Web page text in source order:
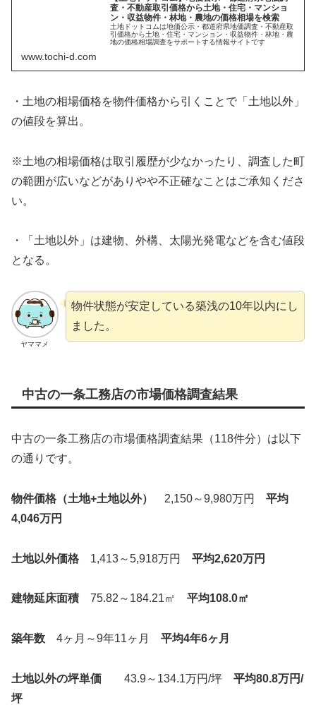
査・不動産取引価格から土地・住宅・マンショ
ン・収益物件・林地・農地の価格相場を検索
土地ドットコムは地価公示・都道府県地価調査・不動産取
引価格から土地・住宅・マンション・収益物件・林地・農
地の価格相場調査をサポートする情報サイトです
www.tochi-d.com
・土地の相場価格を物件価格から引くことで「土地以外」
の値段を算出。
※土地の相場価格は取引履歴が少なかったり、調査した町
の範囲が広いなどがありやや不正確なことはご承知くださ
い。
・「土地以外」は建物、外構、太陽光発電などを含む値段
となる。
ヤママメ
物件状態が安定している築浅の10年以内にし
ました。
中古の一条工務店の市場価格調査結果
中古の一条工務店の市場価格調査結果（118件分）は以下
の通りです。
物件価格（土地+土地以外） 2,150～9,980万円 平均
4,046万円
土地以外価格 1,413～5,918万円 平均2,620万円
建物延床面積 75.82～184.21㎡ 平均108.0㎡
築年数 4ヶ月～9年11ヶ月 平均4年6ヶ月
土地以外の坪単価 43.9～134.1万円/坪 平均80.8万円/
坪